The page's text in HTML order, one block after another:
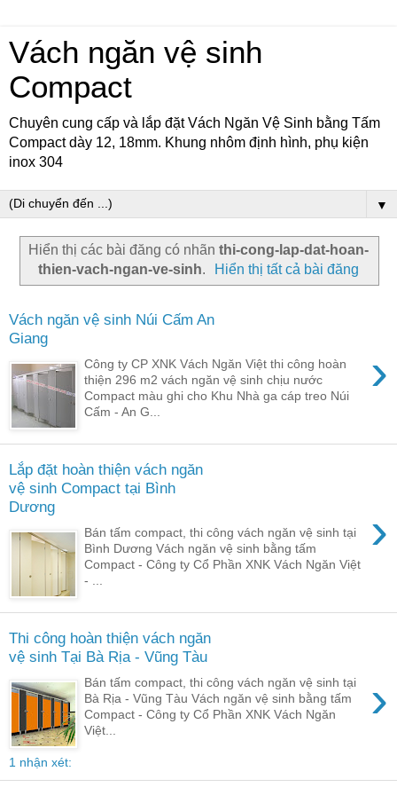
Vách ngăn vệ sinh
Compact
Chuyên cung cấp và lắp đặt Vách Ngăn Vệ Sinh bằng Tấm
Compact dày 12, 18mm. Khung nhôm định hình, phụ kiện
inox 304
▼
Hiển thị các bài đăng có nhãn thi-cong-lap-dat-hoan-
thien-vach-ngan-ve-sinh. Hiển thị tất cả bài đăng
Vách ngăn vệ sinh Núi Cấm An
Giang
›
Công ty CP XNK Vách Ngăn Việt thi công hoàn
thiện 296 m2 vách ngăn vệ sinh chịu nước
Compact màu ghi cho Khu Nhà ga cáp treo Núi
Cấm - An G...
Lắp đặt hoàn thiện vách ngăn
vệ sinh Compact tại Bình
Dương
›
Bán tấm compact, thi công vách ngăn vệ sinh tại
Bình Dương Vách ngăn vệ sinh bằng tấm
Compact - Công ty Cổ Phần XNK Vách Ngăn Việt
- ...
Thi công hoàn thiện vách ngăn
vệ sinh Tại Bà Rịa - Vũng Tàu
›
Bán tấm compact, thi công vách ngăn vệ sinh tại
Bà Rịa - Vũng Tàu Vách ngăn vệ sinh bằng tấm
Compact - Công ty Cổ Phần XNK Vách Ngăn
Việt...
1 nhận xét: